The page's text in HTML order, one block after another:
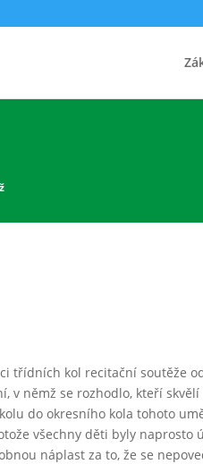
třídních kol recitační soutěže
v němž se rozhodlo, kteří
do okresního kola tohoto
všechny děti byly naprosto
náplast za to, že se